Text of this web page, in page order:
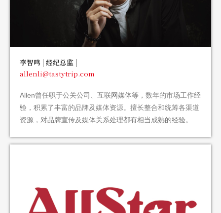
李智鸣 | 经纪总监 |
allenli@tastytrip.com
Allen曾任职于公关公司、互联网媒体等，数年的市场工作经
验，积累了丰富的品牌及媒体资源。擅长整合和统筹各渠道
资源，对品牌宣传及媒体关系处理都有相当成熟的经验。